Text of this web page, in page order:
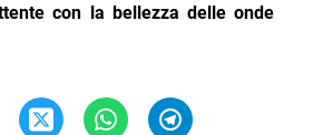
con la bellezza delle onde